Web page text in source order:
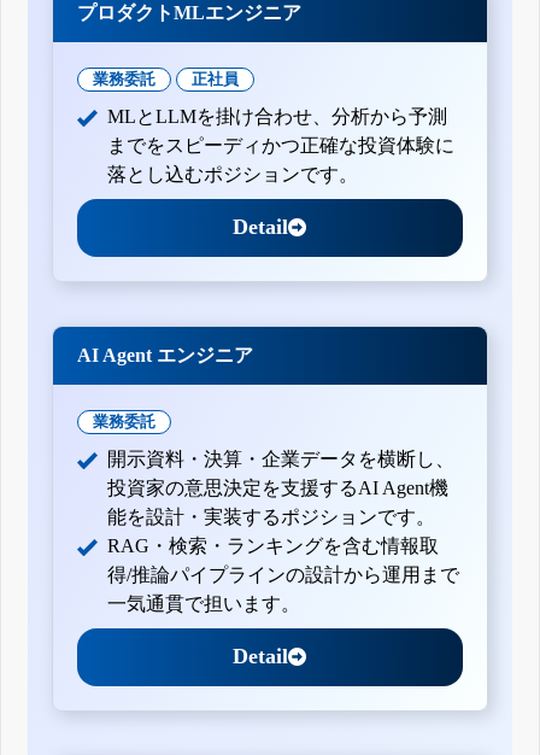
プロダクトMLエンジニア
業務委託 正社員
MLとLLMを掛け合わせ、分析から予測
までをスピーディかつ正確な投資体験に
落とし込むポジションです。
Detail
AI Agent エンジニア
業務委託
開示資料・決算・企業データを横断し、
投資家の意思決定を支援するAI Agent機
能を設計・実装するポジションです。
RAG・検索・ランキングを含む情報取
得/推論パイプラインの設計から運用まで
一気通貫で担います。
Detail